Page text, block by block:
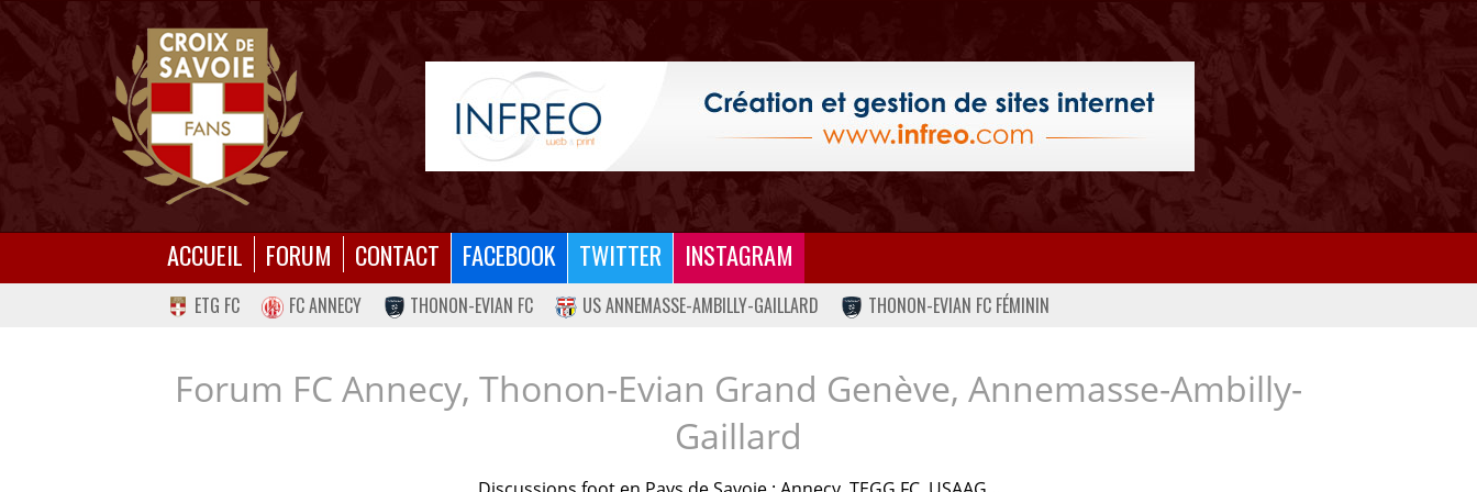
ACCUEIL FORUM CONTACT FACEBOOK TWITTER INSTAGRAM
ETG FC FC ANNECY THONON-EVIAN FC US ANNEMASSE-AMBILLY-GAILLARD THONON-EVIAN FC FÉMININ
Forum FC Annecy, Thonon-Evian Grand Genève, Annemasse-Ambilly-
Gaillard